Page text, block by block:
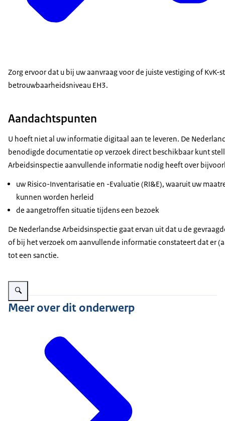
Zorg ervoor dat u bij uw aanvraag voor de juiste vestiging of
betrouwbaarheidsniveau EH3.
Aandachtspunten
U hoeft niet al uw informatie digitaal aan te leveren. De
benodigde documentatie op verzoek direct beschikbaar kunt
Arbeidsinspectie aanvullende informatie nodig heeft over
uw Risico-Inventarisatie en -Evaluatie (RI&E), waaruit uw
kunnen worden herleid
de aangetroffen situatie tijdens een bezoek
De Nederlandse Arbeidsinspectie gaat ervan uit dat u de
of bij het verzoek om aanvullende informatie constateert dat er
tot een sanctie.
Vergroot afbeelding Zangeres en kinderen zingen in microfoon
Meer over dit onderwerp